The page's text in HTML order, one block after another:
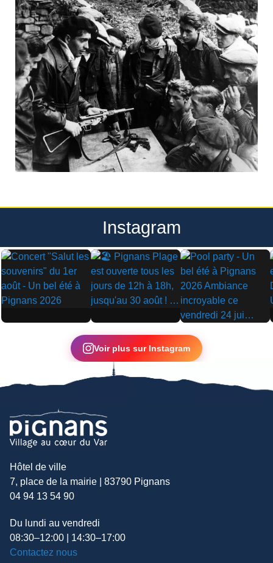
Instagram
▶ ▶
▶
Voir plus sur Instagram
Hôtel de ville
7, place de la mairie | 83790 Pignans
04 94 13 54 90
Du lundi au vendredi
08:30–12:00 | 14:30–17:00
Contactez nous